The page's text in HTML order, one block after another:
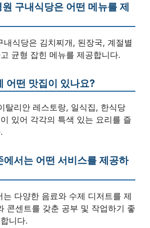
구내식당은 어떤 메뉴를 제
내식당은 김치찌개, 된장국, 계절별
균형 잡힌 메뉴를 제공합니다.
어떤 맛집이 있나요?
탈리안 레스토랑, 일식집, 한식당
있어 각각의 특색 있는 요리를 즐
에서는 어떤 서비스를 제공하
다양한 음료와 수제 디저트를 제
콘센트를 갖춘 공부 및 작업하기 좋
니다.